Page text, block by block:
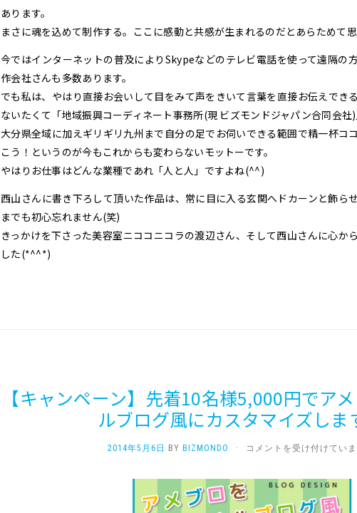
あります。
まさに魂を込めて制作する。ここに感動と共感が生まれるのだとあらためて思
今ではインターネットの普及によりSkypeなどのテレビ電話を使って遠隔の
作会社さんも多数あります。
でも私は、やはり直接お会いして目をみて声をきいて言葉を直接お伝えでき
ないたくて「地域振興コーディネート事務所(現 ビズモンドジャパン合同会社)
大分県全域に加えギリギリ九州まで自分の足でお伺いできる範囲で精一杯コ
こう！というのが今もこれからも変わらないモットーです。
やはりお仕事はどんな業種であれ「人と人」ですよね(^^)
西山さんに書き下ろして頂いた作品は、常に目に入る玄関へドカーンと飾ら
までも初心忘れません(笑)
きっかけを下さった美容室ニココニコラの渡辺さん、そして西山さんに心か
した(*^^*)
【キャンペーン】先着10名様5,000円でア
ルブログ風にカスタマイズしま
2014年5月6日 BY BIZMONDO ·
【キ
ン
ペ
コメントを受け付けてい